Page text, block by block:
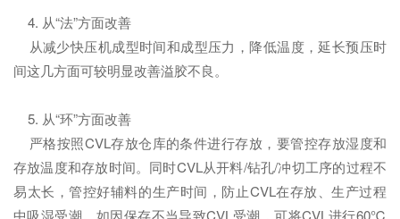
4. 从“法”方面改善
从减少快压机成型时间和成型压力，降低温度，延长预压时
间这几方面可较明显改善溢胶不良。
5. 从“环”方面改善
严格按照CVL存放仓库的条件进行存放，要管控存放湿度和
存放温度和存放时间。同时CVL从开料/钻孔/冲切工序的过程不
易太长，管控好辅料的生产时间，防止CVL在存放、生产过程
中吸湿受潮。如因保存不当导致CVL受潮，可将CVL进行60℃